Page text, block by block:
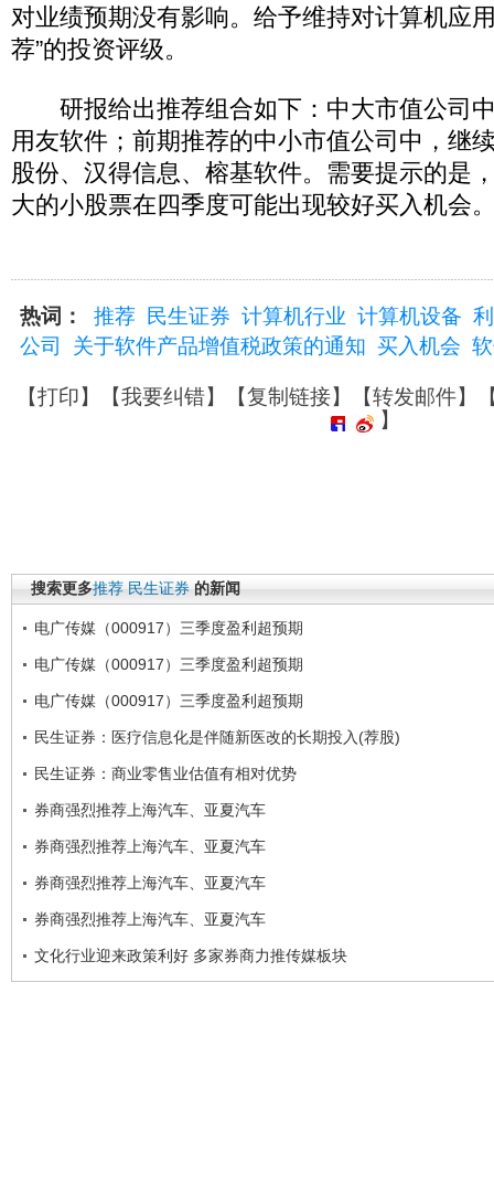
对业绩预期没有影响。给予维持对计算机应
荐”的投资评级。
研报给出推荐组合如下：中大市值公司
用友软件；前期推荐的中小市值公司中，继
股份、汉得信息、榕基软件。需要提示的是
大的小股票在四季度可能出现较好买入机会
热词： 推荐 民生证券 计算机行业 计算机设备
公司
关于软件产品增值税政策的通知 买入机会
【打印】【我要纠错】【复制链接】【转发邮件】
】
搜索更多推荐 民生证券 的新闻
电广传媒（000917）三季度盈利超预期
电广传媒（000917）三季度盈利超预期
电广传媒（000917）三季度盈利超预期
民生证券：医疗信息化是伴随新医改的长期投入(荐股)
民生证券：商业零售业估值有相对优势
券商强烈推荐上海汽车、亚夏汽车
券商强烈推荐上海汽车、亚夏汽车
券商强烈推荐上海汽车、亚夏汽车
券商强烈推荐上海汽车、亚夏汽车
文化行业迎来政策利好 多家券商力推传媒板块